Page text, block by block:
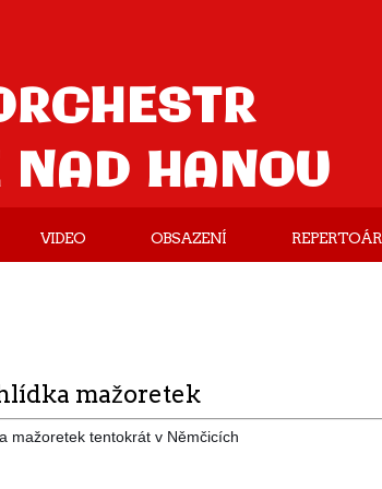
HANOU
VIDEO OBSAZENÍ REPERTOÁR
mažoretek
mažoretek tentokrát v Němčicích